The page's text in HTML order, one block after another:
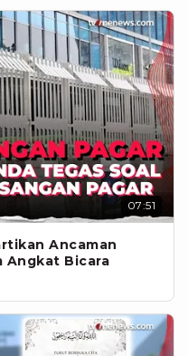
07:51
Ancaman
Angkat Bicara